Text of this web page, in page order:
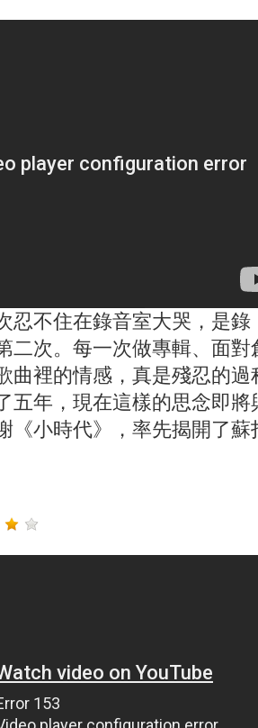
忍不住在錄音室大哭，是
二次。每­一次做專輯、面
曲裡的情感，真是殘忍的
五年，現在這樣的思念即
《小時代》，率先揭開了